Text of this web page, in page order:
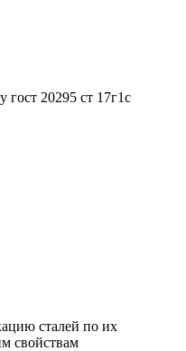
20295 ст 17г1с
сталей по их
свойствам